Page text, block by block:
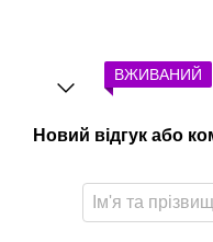
ВЖИВАНИЙ
Новий відгук або